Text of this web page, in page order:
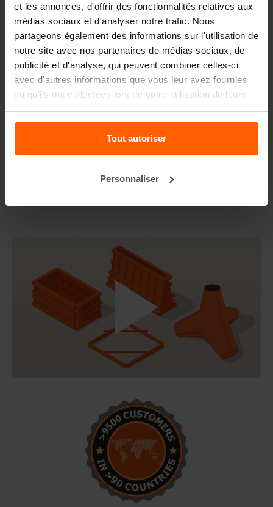
et les annonces, d'offrir des fonctionnalités relatives aux
médias sociaux et d'analyser notre trafic. Nous
partageons également des informations sur l'utilisation de
notre site avec nos partenaires de médias sociaux, de
publicité et d'analyse, qui peuvent combiner celles-ci
avec d'autres informations que vous leur avez fournies
ou qu'ils ont collectées lors de votre utilisation de leurs
services.
Tout autoriser
Personnaliser
FAQ
Détails
Le matrice de moules Betonblock, conçu pour rehausser
les aspects esthétiques de vos blocs de béton et projets,
crée une apparence phénoménale et donc une valeur
ajoutée plus élevée à vos blocs.
Fabriqués en plastique ABS de haute qualité, ces
le revêtement dans votre moule en acier Betonblock avant